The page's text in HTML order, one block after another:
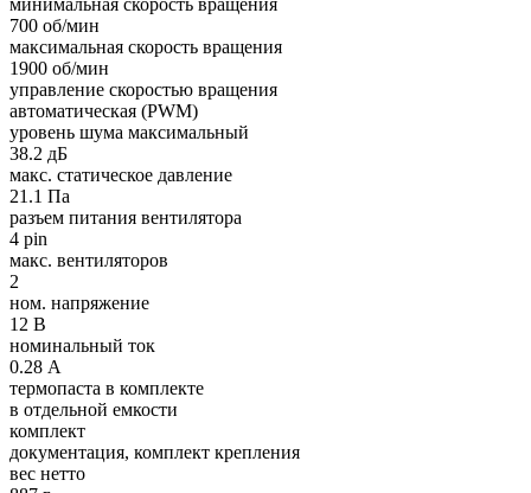
700 об/мин
максимальная скорость вращения
1900 об/мин
управление скоростью вращения
автоматическая (PWM)
уровень шума максимальный
38.2 дБ
макс. статическое давление
21.1 Па
разъем питания вентилятора
4 pin
макс. вентиляторов
2
ном. напряжение
12 В
номинальный ток
0.28 А
термопаста в комплекте
в отдельной емкости
комплект
документация, комплект крепления
вес нетто